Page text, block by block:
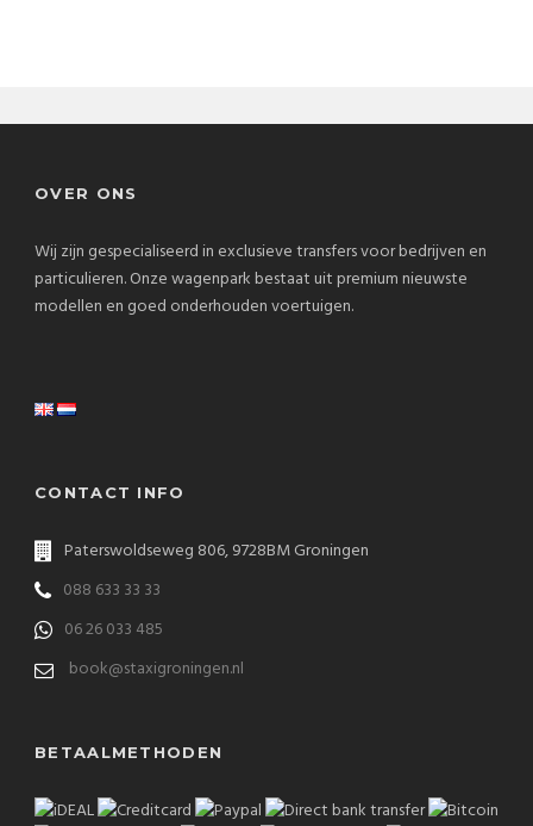
OVER ONS
Wij zijn gespecialiseerd in exclusieve transfers voor bedrijven en
particulieren. Onze wagenpark bestaat uit premium nieuwste
modellen en goed onderhouden voertuigen.
CONTACT INFO
Paterswoldseweg 806, 9728BM Groningen
088 633 33 33
06 26 033 485
book@staxigroningen.nl
BETAALMETHODEN